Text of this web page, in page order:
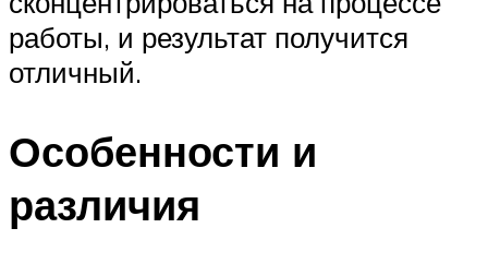
работы, и результат получится
отличный.
Особенности и
различия